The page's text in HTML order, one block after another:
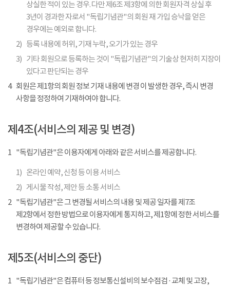
상실한 적이 있는 경우. 다만 제6조 제3항에 의한 회원자격 상실 후
3년이 경과한 자로서 "독립기념관"의 회원 재 가입 승낙을 얻은
경우에는 예외로 합니다.
2) 등록 내용에 허위, 기재 누락, 오기가 있는 경우
3) 기타 회원으로 등록하는 것이 "독립기념관"의 기술상 현저히 지장이
있다고 판단되는 경우
4
회원은 제1항의 회원 정보 기재 내용에 변경 이 발생한 경우, 즉시 변경
사항을 정정하여 기재하여야 합니다.
제4조(서비스의 제공 및 변경)
1 "독립기념관"은 이용자에게 아래와 같은 서비스를 제공합니다.
1) 온라인 예약, 신청 등 이용 서비스
2) 게시물 작성, 제안 등 소통 서비스
2 "독립기념관"은 그 변경될 서비스의 내용 및 제공 일자를 제7조
제2항에서 정한 방법으로 이용자에게 통지하고, 제1항에 정한 서비스를
변경하여 제공할 수 있습니다.
제5조(서비스의 중단)
1 "독립기념관"은 컴퓨터 등 정보통신설비의 보수점검 · 교체 및 고장,